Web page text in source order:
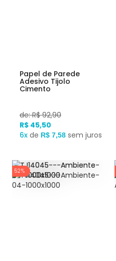
Papel de Parede
Adesivo Tijolo
Cimento
de: R$ 92,90
R$ 45,50
6x de R$ 7,58 sem juros
52%